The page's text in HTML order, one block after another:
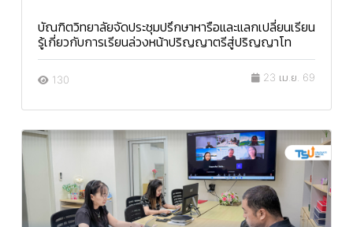
บัณฑิตวิทยาลัยจัดประชุมปรึกษาหารือและแลกเปลี่ยนเรียน
รู้เกี่ยวกับการเรียนล่วงหน้าปริญญาตรีสู่ปริญญาโท
130 23 เม.ย. 69